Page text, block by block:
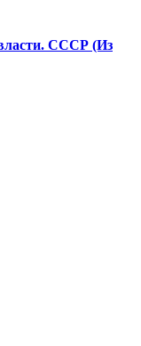
власти. СССР (Из